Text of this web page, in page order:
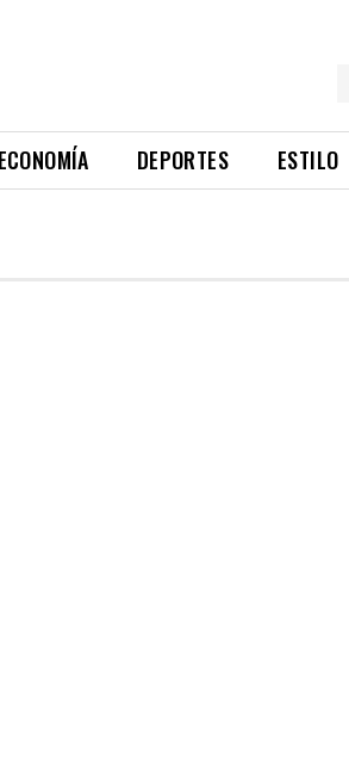
ECONOMÍA DEPORTES ESTILO